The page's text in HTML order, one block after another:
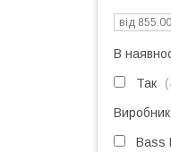
В
Так
Виробник
Bass